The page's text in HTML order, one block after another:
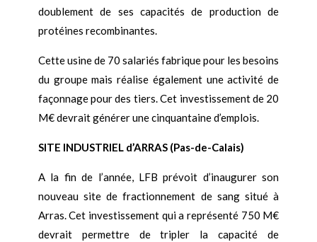
doublement de ses capacités de production de
protéines recombinantes.
Cette usine de 70 salariés fabrique pour les besoins
du groupe mais réalise également une activité de
façonnage pour des tiers. Cet investissement de 20
M€ devrait générer une cinquantaine d’emplois.
SITE INDUSTRIEL d’ARRAS (Pas-de-Calais)
A la fin de l’année, LFB prévoit d’inaugurer son
nouveau site de fractionnement de sang situé à
Arras. Cet investissement qui a représenté 750 M€
devrait permettre de tripler la capacité de